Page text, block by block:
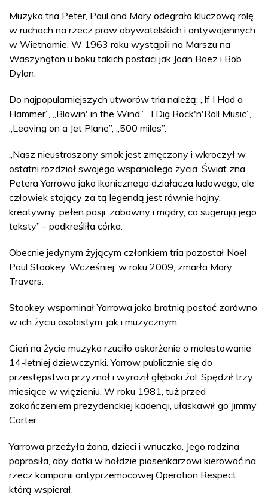
Muzyka tria Peter, Paul and Mary odegrała kluczową rolę
w ruchach na rzecz praw obywatelskich i antywojennych
w Wietnamie. W 1963 roku wystąpili na Marszu na
Waszyngton u boku takich postaci jak Joan Baez i Bob
Dylan.
Do najpopularniejszych utworów tria należą: „If I Had a
Hammer”, „Blowin' in the Wind”, „I Dig Rock'n'Roll Music”,
„Leaving on a Jet Plane”, „500 miles”.
„Nasz nieustraszony smok jest zmęczony i wkroczył w
ostatni rozdział swojego wspaniałego życia. Świat zna
Petera Yarrowa jako ikonicznego działacza ludowego, ale
człowiek stojący za tą legendą jest równie hojny,
kreatywny, pełen pasji, zabawny i mądry, co sugerują jego
teksty” - podkreśliła córka.
Obecnie jedynym żyjącym członkiem tria pozostał Noel
Paul Stookey. Wcześniej, w roku 2009, zmarła Mary
Travers.
Stookey wspominał Yarrowa jako bratnią postać zarówno
w ich życiu osobistym, jak i muzycznym.
Cień na życie muzyka rzuciło oskarżenie o molestowanie
14-letniej dziewczynki. Yarrow publicznie się do
przestępstwa przyznał i wyraził głęboki żal. Spędził trzy
miesiące w więzieniu. W roku 1981, tuż przed
zakończeniem prezydenckiej kadencji, ułaskawił go Jimmy
Carter.
Yarrowa przeżyła żona, dzieci i wnuczka. Jego rodzina
poprosiła, aby datki w hołdzie piosenkarzowi kierować na
rzecz kampanii antyprzemocowej Operation Respect,
którą wspierał.